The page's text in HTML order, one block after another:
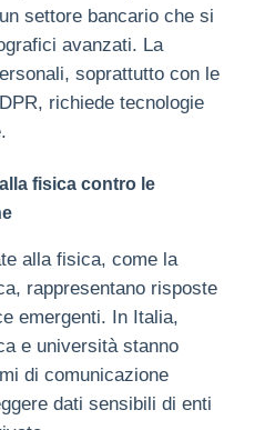
settore bancario che si
avanzati. La
soprattutto con le
richiede tecnologie
fisica contro le
alla fisica, come la
rappresentano risposte
emergenti. In Italia,
e università stanno
di comunicazione
dati sensibili di enti